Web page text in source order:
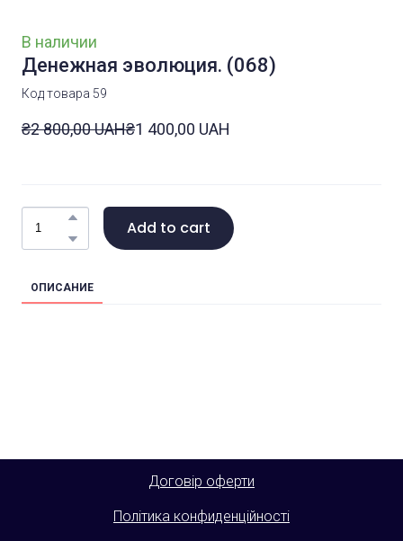
В наличии
Денежная эволюция. (068)
Код товара 59
₴2 800,00 UAH₴1 400,00 UAH
Add to cart
ОПИСАНИЕ
Договір оферти
Політика конфиденційності